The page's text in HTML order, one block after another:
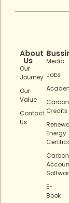
About
Us
Our
Journey
Our
Value
Contact
Us
Media
Jobs
Carbon
Credits
Energy
Carbon
E-
Book